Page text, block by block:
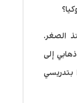
الصغر.
إلى
بتدريسي